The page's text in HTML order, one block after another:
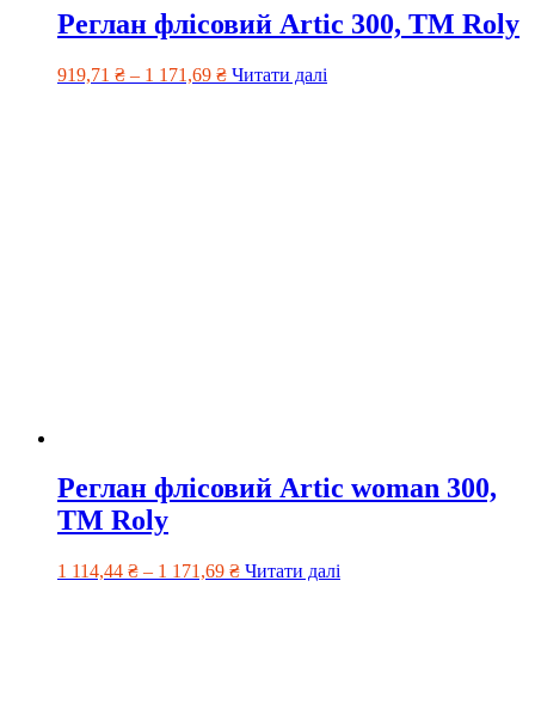
Реглан флісовий Artic 300, TM Roly
919,71 ₴ – 1 171,69 ₴ Читати далі
Реглан флісовий Artic woman 300,
TM Roly
1 114,44 ₴ – 1 171,69 ₴ Читати далі